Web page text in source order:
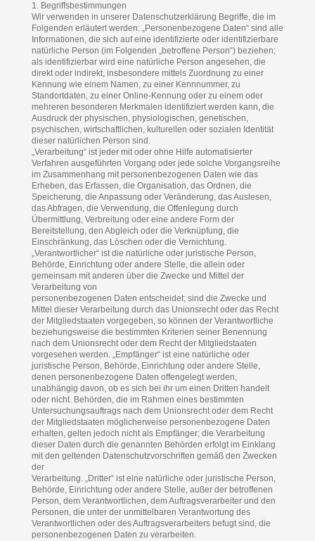
1. Begriffsbestimmungen
Wir verwenden in unserer Datenschutzerklärung Begriffe, die im
Folgenden erläutert werden: „Personenbezogene Daten“ sind alle
Informationen, die sich auf eine identifizierte oder identifizierbare
natürliche Person (im Folgenden „betroffene Person“) beziehen;
als identifizierbar wird eine natürliche Person angesehen, die
direkt oder indirekt, insbesondere mittels Zuordnung zu einer
Kennung wie einem Namen, zu einer Kennnummer, zu
Standortdaten, zu einer Online-Kennung oder zu einem oder
mehreren besonderen Merkmalen identifiziert werden kann, die
Ausdruck der physischen, physiologischen, genetischen,
psychischen, wirtschaftlichen, kulturellen oder sozialen Identität
dieser natürlichen Person sind.
„Verarbeitung“ ist jeder mit oder ohne Hilfe automatisierter
Verfahren ausgeführten Vorgang oder jede solche Vorgangsreihe
im Zusammenhang mit personenbezogenen Daten wie das
Erheben, das Erfassen, die Organisation, das Ordnen, die
Speicherung, die Anpassung oder Veränderung, das Auslesen,
das Abfragen, die Verwendung, die Offenlegung durch
Übermittlung, Verbreitung oder eine andere Form der
Bereitstellung, den Abgleich oder die Verknüpfung, die
Einschränkung, das Löschen oder die Vernichtung.
„Verantwortlicher“ ist die natürliche oder juristische Person,
Behörde, Einrichtung oder andere Stelle, die allein oder
gemeinsam mit anderen über die Zwecke und Mittel der
Verarbeitung von
personenbezogenen Daten entscheidet; sind die Zwecke und
Mittel dieser Verarbeitung durch das Unionsrecht oder das Recht
der Mitgliedstaaten vorgegeben, so können der Verantwortliche
beziehungsweise die bestimmten Kriterien seiner Benennung
nach dem Unionsrecht oder dem Recht der Mitgliedstaaten
vorgesehen werden. „Empfänger“ ist eine natürliche oder
juristische Person, Behörde, Einrichtung oder andere Stelle,
denen personenbezogene Daten offengelegt werden,
unabhängig davon, ob es sich bei ihr um einen Dritten handelt
oder nicht. Behörden, die im Rahmen eines bestimmten
Untersuchungsauftrags nach dem Unionsrecht oder dem Recht
der Mitgliedstaaten möglicherweise personenbezogene Daten
erhalten, gelten jedoch nicht als Empfänger; die Verarbeitung
dieser Daten durch die genannten Behörden erfolgt im Einklang
mit den geltenden Datenschutzvorschriften gemäß den Zwecken
der
Verarbeitung. „Dritter“ ist eine natürliche oder juristische Person,
Behörde, Einrichtung oder andere Stelle, außer der betroffenen
Person, dem Verantwortlichen, dem Auftragsverarbeiter und den
Personen, die unter der unmittelbaren Verantwortung des
Verantwortlichen oder des Auftragsverarbeiters befugt sind, die
personenbezogenen Daten zu verarbeiten.